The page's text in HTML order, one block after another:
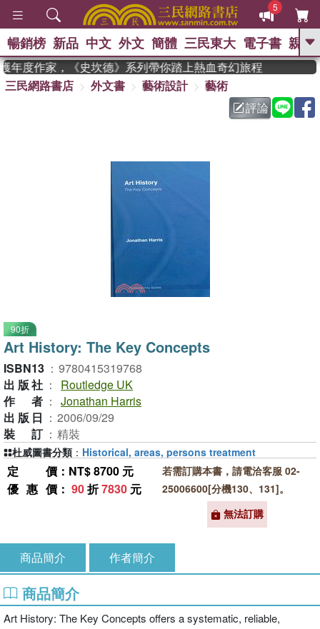
5
GO
熱搜： 東野圭吾 、
父親節 、 如果歷
暑期推薦 、 國際布克
偉大的迷走神經
暢銷榜 新品 中文 外文 簡體 三民東大 電子書 親子
度作家，《史坎德》系列帶你踏上熱血奇幻旅程
三民網路書店
外文書 藝術設計
藝術
評論
90折
Art History: The Key Concepts
ISBN13 ： 9780415319768
出版社 ：
Routledge UK
作者 ： Jonathan Harris
出版日 ： 2006/09/29
裝訂 ： 精裝
定價 ：NT$ 8700 元
優惠價 ： 90折7830 元
若需訂購本書，請電洽客服 02-
25006600[分機130、131]。
無法訂購
杜威圖書分類 ： Historical, areas, persons treatment
商品簡介 作者簡介
商品簡介
Art History: The Key Concepts offers a systematic, reliable,